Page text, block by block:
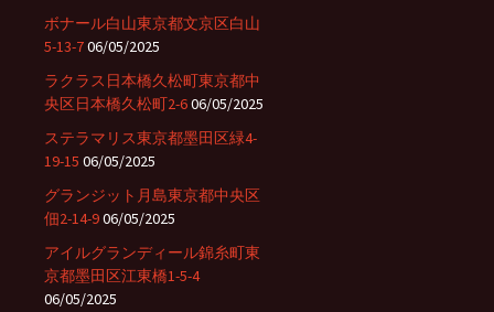
ボナール白山東京都文京区白山
5-13-706/05/2025
ラクラス日本橋久松町東京都中
央区日本橋久松町2-606/05/2025
ステラマリス東京都墨田区緑4-
19-15 06/05/2025
グランジット月島東京都中央区
佃2-14-906/05/2025
アイルグランディール錦糸町東
京都墨田区江東橋1-5-4
06/05/2025